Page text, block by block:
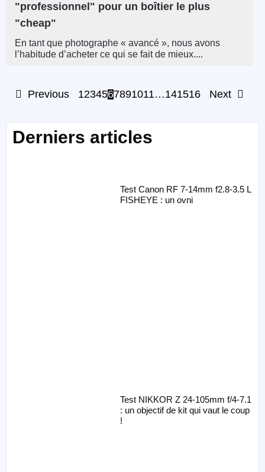
"professionnel" pour un boîtier le plus
"cheap"
En tant que photographe « avancé », nous avons
l’habitude d’acheter ce qui se fait de mieux....
Previous 1234567891011…141516 Next
Derniers articles
Test Canon RF 7-14mm f2.8-3.5 L
FISHEYE : un ovni
Test NIKKOR Z 24-105mm f/4-7.1
: un objectif de kit qui vaut le coup
!